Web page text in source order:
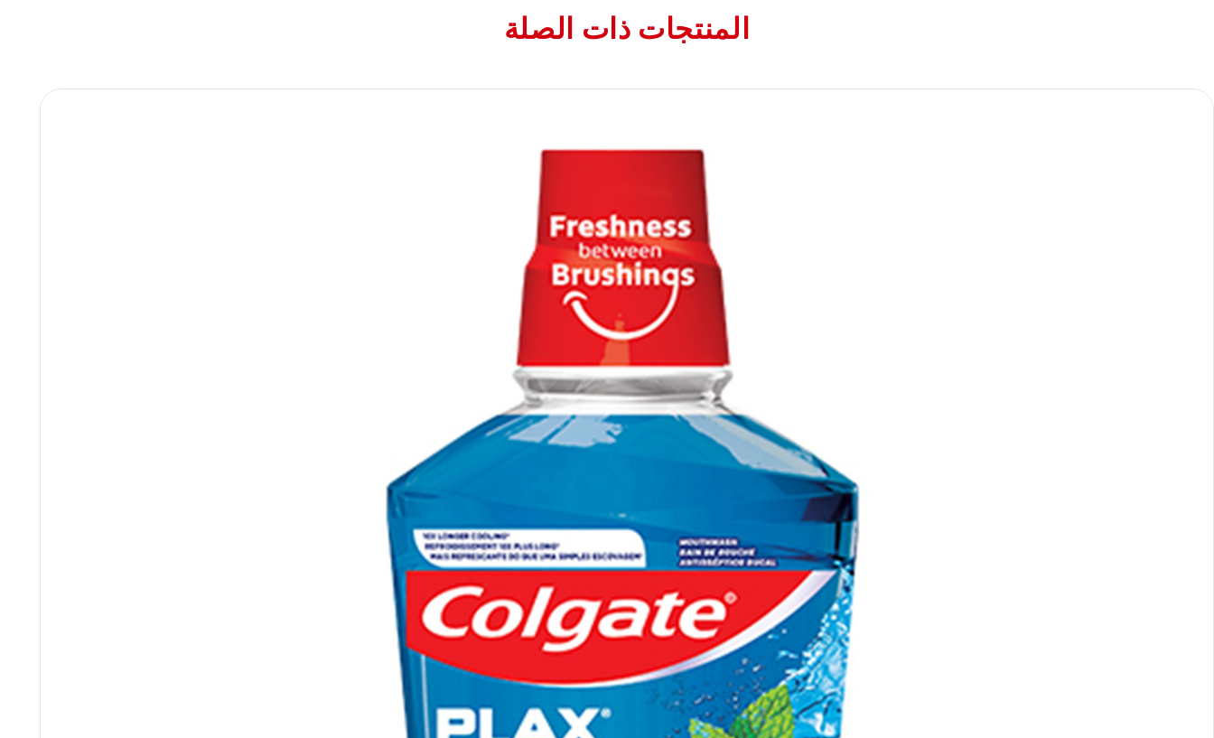
المنتجات ذات الصلة